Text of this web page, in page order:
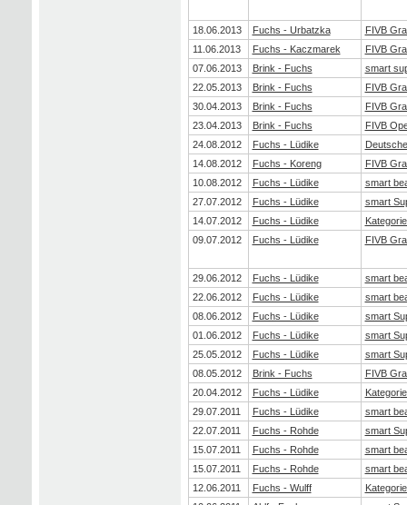
18.06.2013 Fuchs - Urbatzka
FIVB
11.06.2013
Fuchs - Kaczmarek
FIVB
07.06.2013
Brink - Fuchs
smart
22.05.2013
Brink - Fuchs
FIVB
30.04.2013
Brink - Fuchs
FIVB
23.04.2013
Brink - Fuchs
FIVB
24.08.2012
Fuchs - Lüdike
14.08.2012
Fuchs - Koreng
FIVB
10.08.2012
Fuchs - Lüdike
smart
27.07.2012
Fuchs - Lüdike
smart
14.07.2012
Fuchs - Lüdike
09.07.2012
Fuchs - Lüdike FIVB
29.06.2012 Fuchs - Lüdike
smart
22.06.2012
Fuchs - Lüdike
smart
08.06.2012
Fuchs - Lüdike
smart
01.06.2012
Fuchs - Lüdike
smart
25.05.2012
Fuchs - Lüdike
smart
08.05.2012
Brink - Fuchs
FIVB
20.04.2012
Fuchs - Lüdike
29.07.2011
Fuchs - Lüdike
smart
22.07.2011
Fuchs - Rohde
smart
15.07.2011
Fuchs - Rohde
smart
15.07.2011
Fuchs - Rohde
smart
12.06.2011
Fuchs - Wulff